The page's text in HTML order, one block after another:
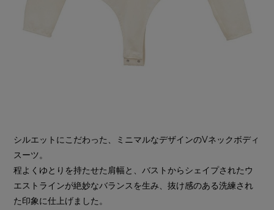
シルエットにこだわった、ミニマルなデザインのVネックボディ
スーツ。
程よくゆとりを持たせた肩幅と、バストからシェイプされたウ
エストラインが絶妙なバランスを生み、抜け感のある洗練され
た印象に仕上げました。